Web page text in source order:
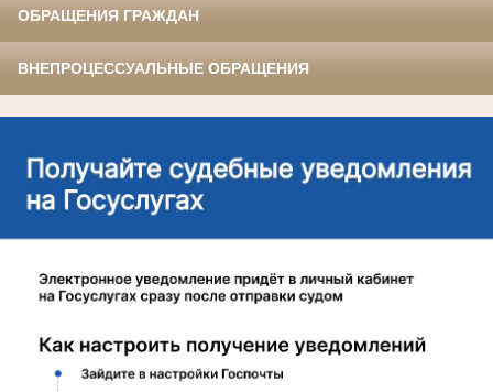
ОБРАЩЕНИЯ ГРАЖДАН
ВНЕПРОЦЕССУАЛЬНЫЕ ОБРАЩЕНИЯ